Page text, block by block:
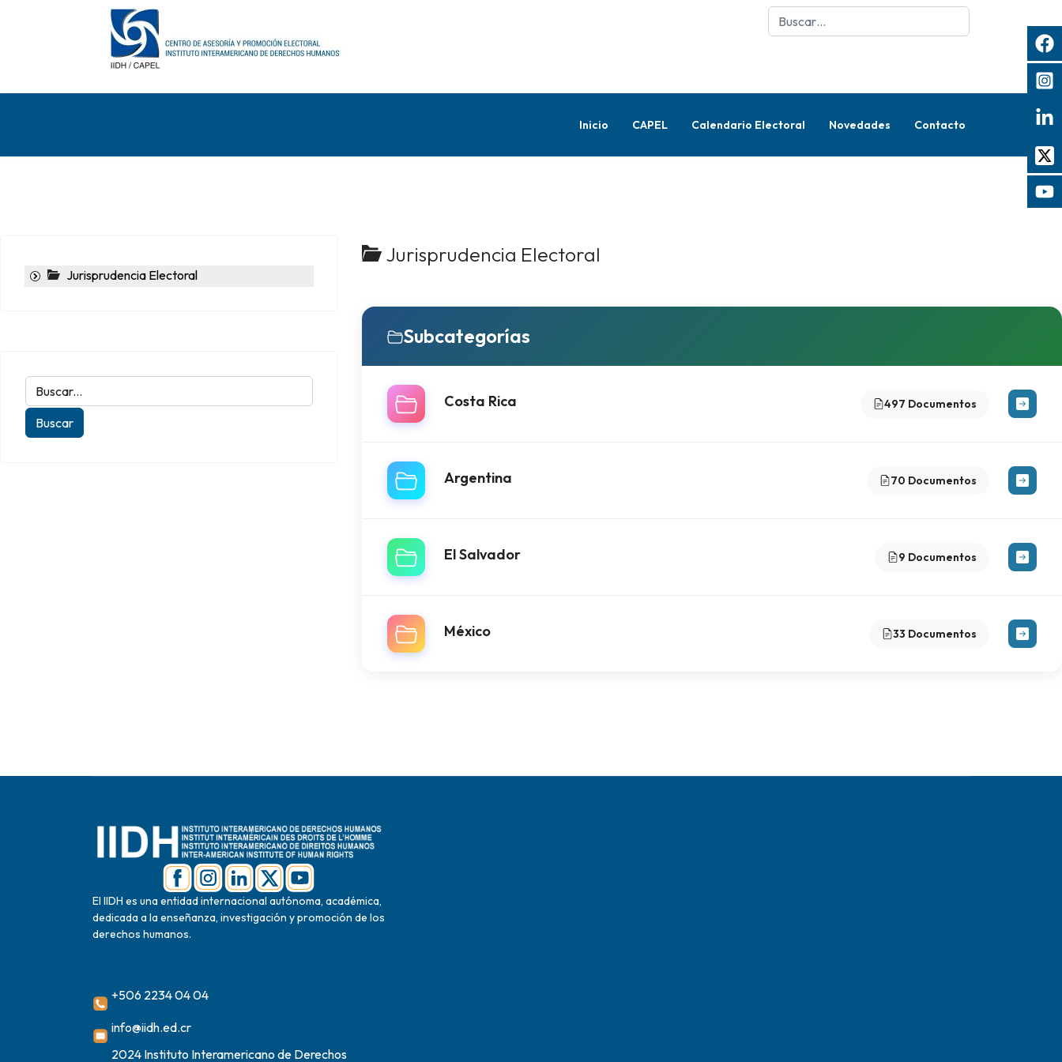
Buscar
Inicio CAPEL Calendario Electoral Novedades Contacto
Jurisprudencia Electoral
Jurisprudencia Electoral
Subcategorías
Costa Rica 497 Documentos
Argentina 70 Documentos
El Salvador 9 Documentos
México 33 Documentos
El IIDH es una entidad internacional autónoma, académica,
dedicada a la enseñanza, investigación y promoción de los
derechos humanos.
+506 2234 04 04
info@iidh.ed.cr
2024 Instituto Interamericano de Derechos